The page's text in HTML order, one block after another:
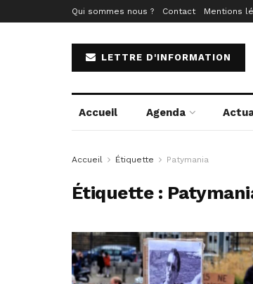
Qui sommes nous ? Contact Mentions
LETTRE D'INFORMATION
Accueil Agenda
Accueil Étiquette Patymania
Étiquette :